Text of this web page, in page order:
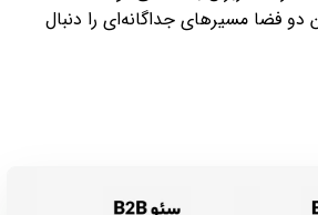
دو فضا مسیرهای جداگانه‌ای را دنبال